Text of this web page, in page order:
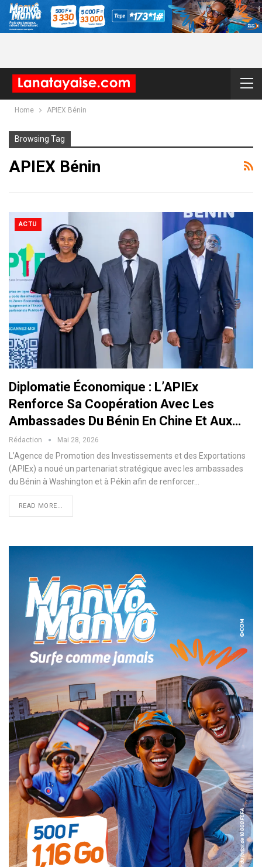
Home APIEX Bénin
Browsing Tag
APIEX Bénin
ACTU
Diplomatie Économique : L’APIEx
Renforce Sa Coopération Avec Les
Ambassades Du Bénin En Chine Et Aux…
Rédaction Mai 28, 2026
L’Agence de Promotion des Investissements et des Exportations
(APIEx) a noué un partenariat stratégique avec les ambassades
du Bénin à Washington et à Pékin afin de renforcer…
READ MORE...